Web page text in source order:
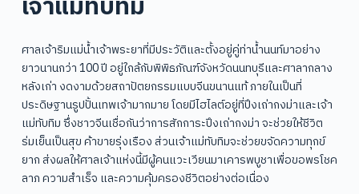
ศาลเจ้าริมแม่น้ำเจ้าพระยาที่มีประวัติและตั้งอยู่คู่ท่าน้ำนนท์มาอย่าง
ยาวนานกว่า 100 ปี อยู่ใกล้กับพิพิธภัณฑ์จังหวัดนนทบุรีและศาลากลาง
หลังเก่า งดงามด้วยสถาปัตยกรรมแบบจีนขนานแท้ ภายในเป็นที่
ประดิษฐานรูปปั้นเทพเจ้ามากมาย โดยมีไฮไลต์อยู่ที่ปึงเถ่ากงม่าและเจ้า
แม่ทับทิม ซึ่งชาวจีนเชื่อกันว่าการสักการะปึงเถ่ากงม่า จะช่วยให้ชีวิต
ร่มเย็นเป็นสุข ค้าขายรุ่งเรือง ส่วนเจ้าแม่ทับทิมจะช่วยขจัดความทุกข์
ยาก ส่งผลให้ศาลเจ้าแห่งนี้มีผู้คนแวะเวียนมาเคารพบูชาเพื่อขอพรโชค
ลาภ ความสำเร็จ และความคุ้มครองชีวิตอย่างต่อเนื่อง